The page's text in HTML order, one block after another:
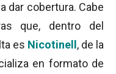
a dar cobertura. Cabe
que, dentro del
es Nicotinell , de la
en formato de